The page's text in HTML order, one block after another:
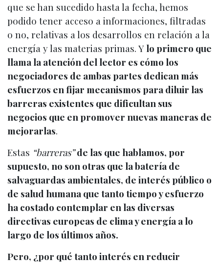
que se han sucedido hasta la fecha, hemos
podido tener acceso a informaciones, filtradas
o no, relativas a los desarrollos en relación a la
energía y las materias primas. Ylo primero que
llama la atención del lector es cómo los
negociadores de ambas partes dedican más
esfuerzos en fijar mecanismos para diluir las
barreras existentes que dificultan sus
negocios que en promover nuevas maneras de
mejorarlas.
Estas “barreras”de las que hablamos, por
supuesto, no son otras que la batería de
salvaguardas ambientales, de interés público o
de salud humana que tanto tiempo y esfuerzo
ha costado contemplar en las diversas
directivas europeas de clima y energía a lo
largo de los últimos años.
Pero, ¿por qué tanto interés en reducir